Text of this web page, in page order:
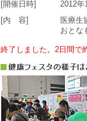
[開催日時]
2012年
[内 容]
医療生
おとな
終了しました。2日間で